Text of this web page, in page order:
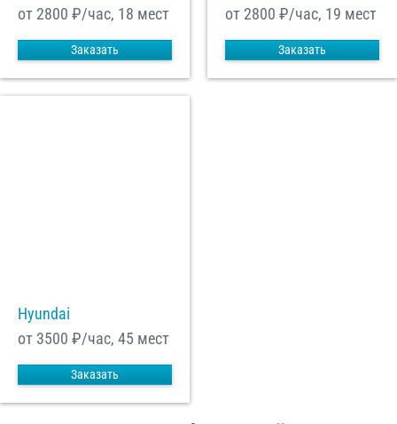
от 2800 ₽/час, 18 мест
Заказать
от 2800 ₽/час, 19 мест
Заказать
Hyundai
от 3500 ₽/час, 45 мест
Заказать